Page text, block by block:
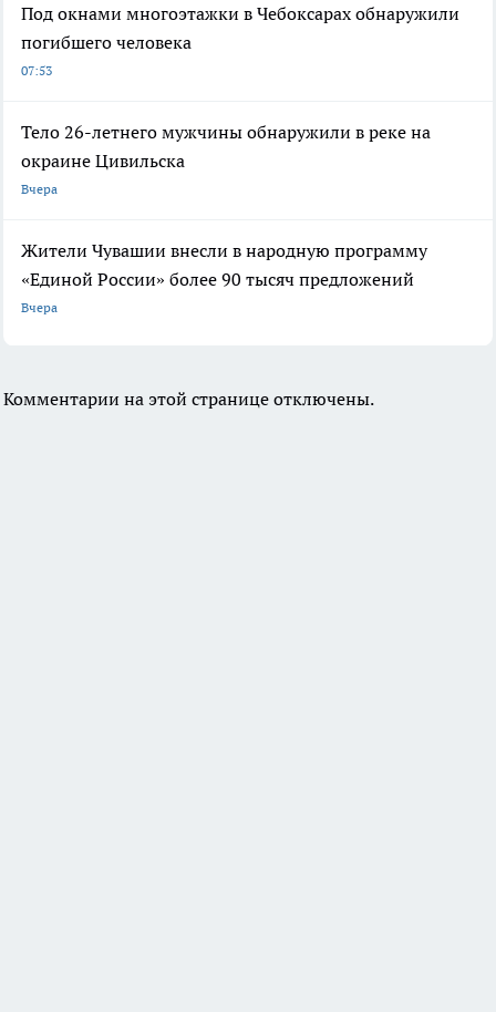
Под окнами многоэтажки в Чебоксарах обнаружили
погибшего человека
07:53
Тело 26-летнего мужчины обнаружили в реке на
окраине Цивильска
Вчера
Жители Чувашии внесли в народную программу
«Единой России» более 90 тысяч предложений
Вчера
Комментарии на этой странице отключены.